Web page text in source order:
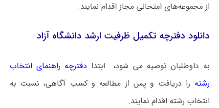
از مجموعه‌های امتحانی مجاز اقدام نمایند.
دانلود دفترچه تکمیل ظرفیت ارشد دانشگاه آزاد
به داوطلبان توصیه می شود، ابتدا دفترچه راهنمای انتخاب
رشته را دریافت و پس از مطالعه و کسب آگاهی، نسبت به
انتخاب رشته اقدام نمایند.